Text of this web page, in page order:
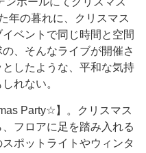
年の暮れに、クリスマス
ベントで同じ時間と空間
、そんなライブが開催さ
したような、平和な気持
れない。
Party☆】。クリスマス
フロアに足を踏み入れる
ポットライトやウィンタ